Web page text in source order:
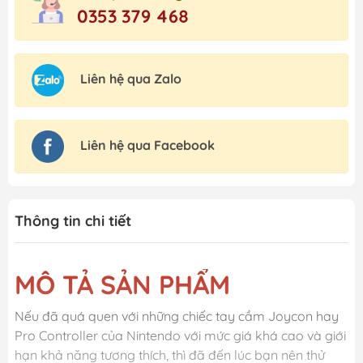
0353 379 468
Liên hệ qua Zalo
Liên hệ qua Facebook
Thông tin chi tiết
MÔ TẢ SẢN PHẨM
Nếu đã quá quen với những chiếc tay cầm Joycon hay
Pro Controller của Nintendo với mức giá khá cao và giới
hạn khả năng tương thích, thì đã đến lúc bạn nên thử